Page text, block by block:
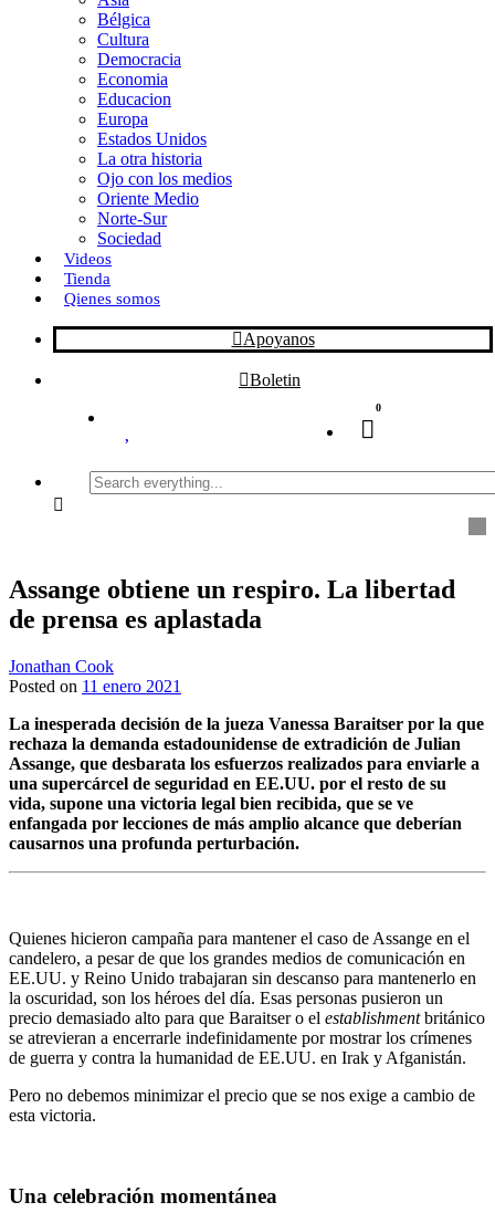
i
r
Bélgica
Cultura
Democracia
Economia
Educacion
Europa
Estados Unidos
La otra historia
Ojo con los medios
Oriente Medio
Norte-Sur
Sociedad
Videos
Tienda
Qienes somos
Apoyanos
Boletin
0
Search
everything...
Assange obtiene un respiro. La libertad
de prensa es aplastada
Jonathan Cook
Posted on 11 enero 2021
La inesperada decisión de la jueza Vanessa Baraitser por la que
rechaza la demanda estadounidense de extradición de Julian
Assange, que desbarata los esfuerzos realizados para enviarle a
una supercárcel de seguridad en EE.UU. por el resto de su
vida, supone una victoria legal bien recibida, que se ve
enfangada por lecciones de más amplio alcance que deberían
causarnos una profunda perturbación.
Quienes hicieron campaña para mantener el caso de Assange en el
candelero, a pesar de que los grandes medios de comunicación en
EE.UU. y Reino Unido trabajaran sin descanso para mantenerlo en
la oscuridad, son los héroes del día. Esas personas pusieron un
precio demasiado alto para que Baraitser o el establishmentbritánico
se atrevieran a encerrarle indefinidamente por mostrar los crímenes
de guerra y contra la humanidad de EE.UU. en Irak y Afganistán.
Pero no debemos minimizar el precio que se nos exige a cambio de
esta victoria.
Una celebración momentánea